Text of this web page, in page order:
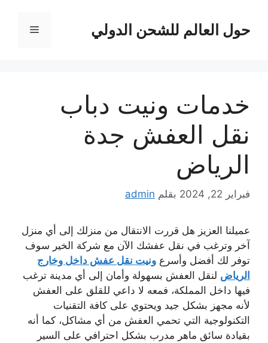
المحتوىحول العالم للشحن الدولي القائمة
خدمات ونيت دباب
نقل العفش جدة
الرياض
فبراير 22, 2024 بقلم admin
عميلنا العزيز هل قررت الانتقال من منزلك إلى أي منزل
آخر وترغب في نقل عفشك الآن مع شركة الخير سوف
توفر لك أفضل وأسرع ونيت نقل عفش داخل وخارج
الرياض لنقل العفش بسهولة وأمان إلى أي مدينة ترغب
فيها داخل المملكة، فمعه لا داعي للقلق على العفش
لأنه مجهز بشكل جيد ويحتوي على كافة التقنيات
التكنولوجية التي تحمي العفش من أي مشاكل، كما أنه
بقيادة سائق ماهر مدرب بشكل احترافي على السير